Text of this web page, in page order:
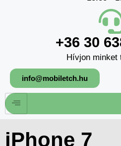
+36 30
Hívjon minket
info@mobiletch.hu
iPhone 7